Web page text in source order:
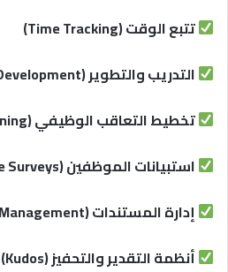
تتبع الوقت (Time Tracking)
التدريب والتطوير (Training & Development)
تخطيط التعاقب الوظيفي (Succession Planning)
استبيانات الموظفين (Employee Surveys)
إدارة المستندات (Document Management)
أنظمة التقدير والتحفيز (Kudos)